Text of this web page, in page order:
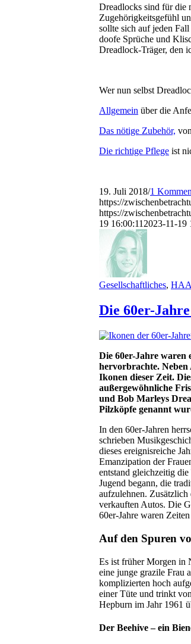
Dreadlocks sind für die
Zugehörigkeitsgefühl
sollte sich auf jeden
doofe Sprüche und
Dreadlock-Träger, den
Wer nun selbst
Allgemein über die
Das nötige Zubehör,
Die richtige Pflege ist
19. Juli 2018/1
https://
https://
19 16:00:11 2023-11-19
Gesellschaftliches,
Die 60er-
Die 60er-Jahre waren
hervorbrachte.
Ikonen dieser Zeit.
außergewöhnliche
und Bob Marleys
Pilzköpfe genannt
In den 60er-Jahren
schrieben
dieses ereignisreiche
Emanzipation der
entstand gleichzeitig
Jugend begann, die
aufzulehnen.
verkauften Autos. Die
60er-Jahre waren
Auf den Spuren
Es ist früher Morgen in
eine junge grazile Frau
komplizierten hoch
einer Tüte und trinkt
Hepburn im Jahr 1961
Der Beehive – ein